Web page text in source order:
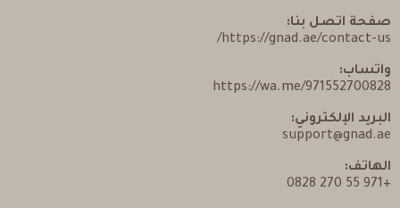
صفحة اتصل بنا:
https://gnad.ae/contact-us/
واتساب:
https://wa.me/971552700828
البريد الإلكتروني:
support@gnad.ae
الهاتف:
+971 55 270 0828